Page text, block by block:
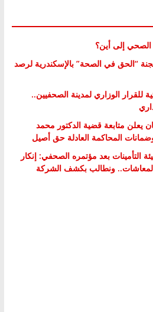
إلى أين؟
“الحق في الصحة” بالإسكندرية لرصد
للقرار الوزاري لمدينة الصحفيين..
يعلن متابعة قضية الدكتور محمد
المحاكمة العادلة حق أصيل
التأمينات بعد مؤتمره الصحفي: إنكار
المعاشات.. ونطالب بكشف الشركة